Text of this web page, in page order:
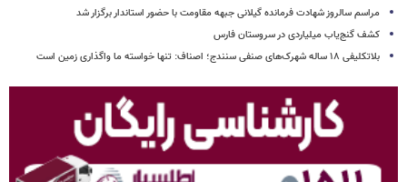
مراسم سالروز شهادت فرمانده گیلانی جبهه مقاومت با حضور استاندار برگزار شد
کشف گنج‌یاب میلیاردی در سروستان فارس
بلاتکلیفی ۱۸ ساله شهرک‌های صنفی سنندج؛ اصناف: تنها خواسته ما واگذاری زمین است